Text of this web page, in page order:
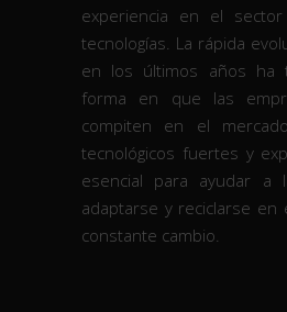
experiencia en el
tecnologías. La rápida
en los últimos años ha
forma en que las
compiten en el
tecnológicos fuertes y
esencial para ayudar a
adaptarse y reciclarse
constante cambio.